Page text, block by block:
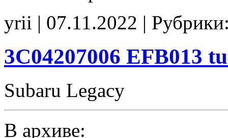
E2
yrii | 07.11.2022 |
3C04207006 EFB013
Subaru Legacy
В архиве: